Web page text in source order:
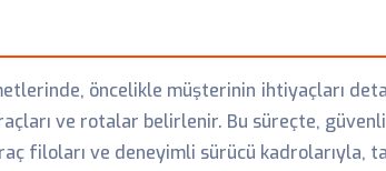
öncelikle müşterinin ihtiyaçları
ve rotalar belirlenir. Bu süreçte,
filoları ve deneyimli sürücü kadrolarıyla,